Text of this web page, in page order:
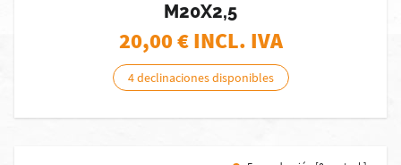
M20X2,5
20,00€ INCL. IVA
4 declinaciones disponibles